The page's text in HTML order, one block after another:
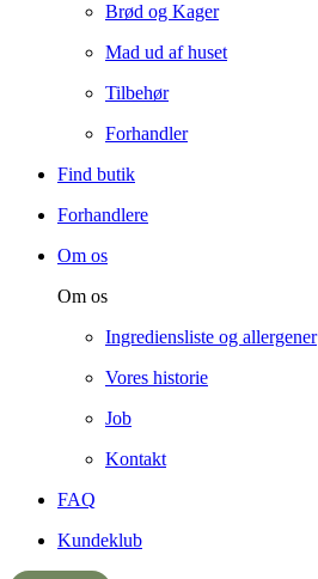
Brød og Kager
Mad ud af huset
Tilbehør
Forhandler
Find butik
Forhandlere
Om os
Om os
Ingrediensliste og allergener
Vores historie
Job
Kontakt
FAQ
Kundeklub